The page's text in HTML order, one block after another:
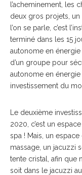
l’acheminement, les
deux gros projets, un
l’on se parle, c’est
terminé dans les 15
autonome en
d’un groupe pour
autonome en énergie
investissement du
Le deuxième
2020, c’est un
spa ! Mais, un
massage, un jacuzzi
tente cristal, afin que
soit dans le jacuzzi